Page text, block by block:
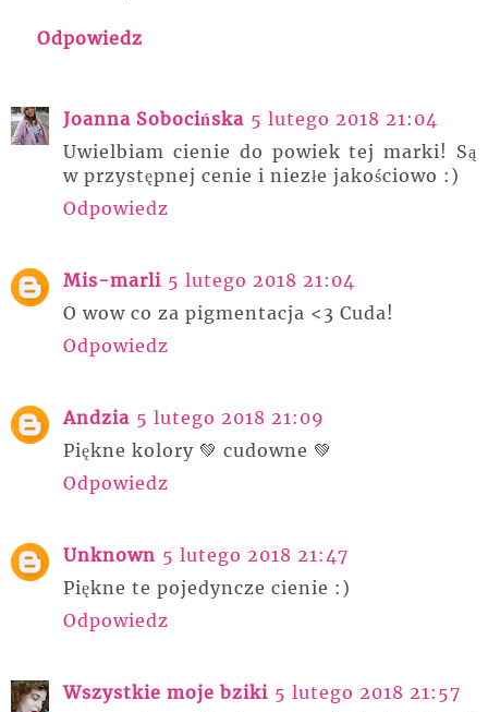
Odpowiedz
Joanna Sobocińska 5 lutego 2018 21:04
Uwielbiam cienie do powiek tej marki! Są
w przystępnej cenie i niezłe jakościowo :)
Odpowiedz
Mis-marli 5 lutego 2018 21:04
O wow co za pigmentacja <3 Cuda!
Odpowiedz
Andzia 5 lutego 2018 21:09
Piękne kolory 💚 cudowne 💚
Odpowiedz
Unknown 5 lutego 2018 21:47
Piękne te pojedyncze cienie :)
Odpowiedz
Wszystkie moje bziki 5 lutego 2018 21:57